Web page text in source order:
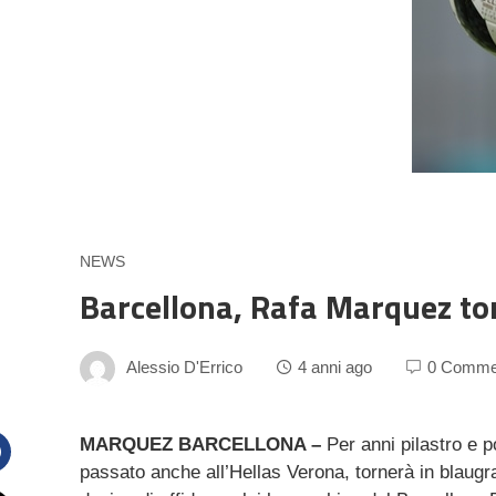
NEWS
Barcellona, Rafa Marquez
Alessio D'Errico 4 anni ago 0
MARQUEZ BARCELLONA – Per anni pilastro e
passato anche all’Hellas Verona, tornerà in